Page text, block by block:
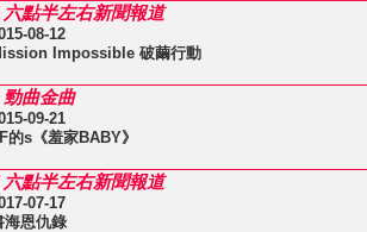
六點半左右新聞報道
08-12
Impossible 破繭行動
勁曲金曲
09-21
的s《羞家BABY》
六點半左右新聞報道
07-17
海恩仇錄